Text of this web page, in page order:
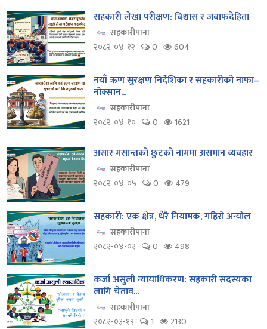
सहकारी लेखा परीक्षण: विश्वास र जवाफदेहिता
सहकारीपाना
२०८२-०४-१२
0 604
नयाँ ऋण सुरक्षण निर्देशिका र सहकारीको नाफा–
नोक्सान...
सहकारीपाना
२०८२-०४-१०
0 1621
असार मसान्तको छुटको नाममा असमान व्यवहार
सहकारीपाना
२०८२-०४-०५
0 479
सहकारी: एक क्षेत्र, धेरै नियामक, गहिरो अन्योल
सहकारीपाना
२०८२-०४-०२
0 498
कर्जा असुली न्यायाधिकरण: सहकारी सदस्यका
लागि चेताव...
सहकारीपाना
२०८२-०३-१९
1 2130